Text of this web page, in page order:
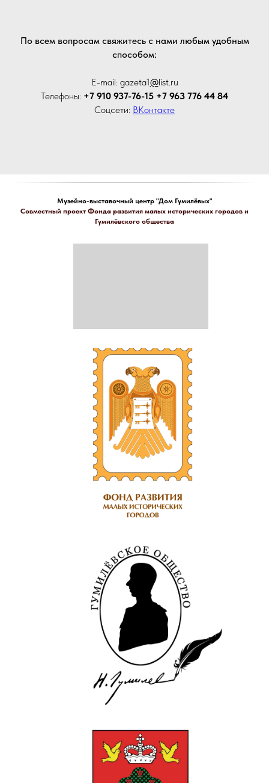
По всем вопросам свяжитесь с нами любым удобным
способом:
E-mail: gazeta1@list.ru
Телефоны: +7 910 937-76-15 +7 963 776 44 84
Соцсети: ВКонтакте
Музейно-выставочный центр "Дом Гумилёвых"
Совместный проект Фонда развития малых исторических городов и
Гумилёвского общества